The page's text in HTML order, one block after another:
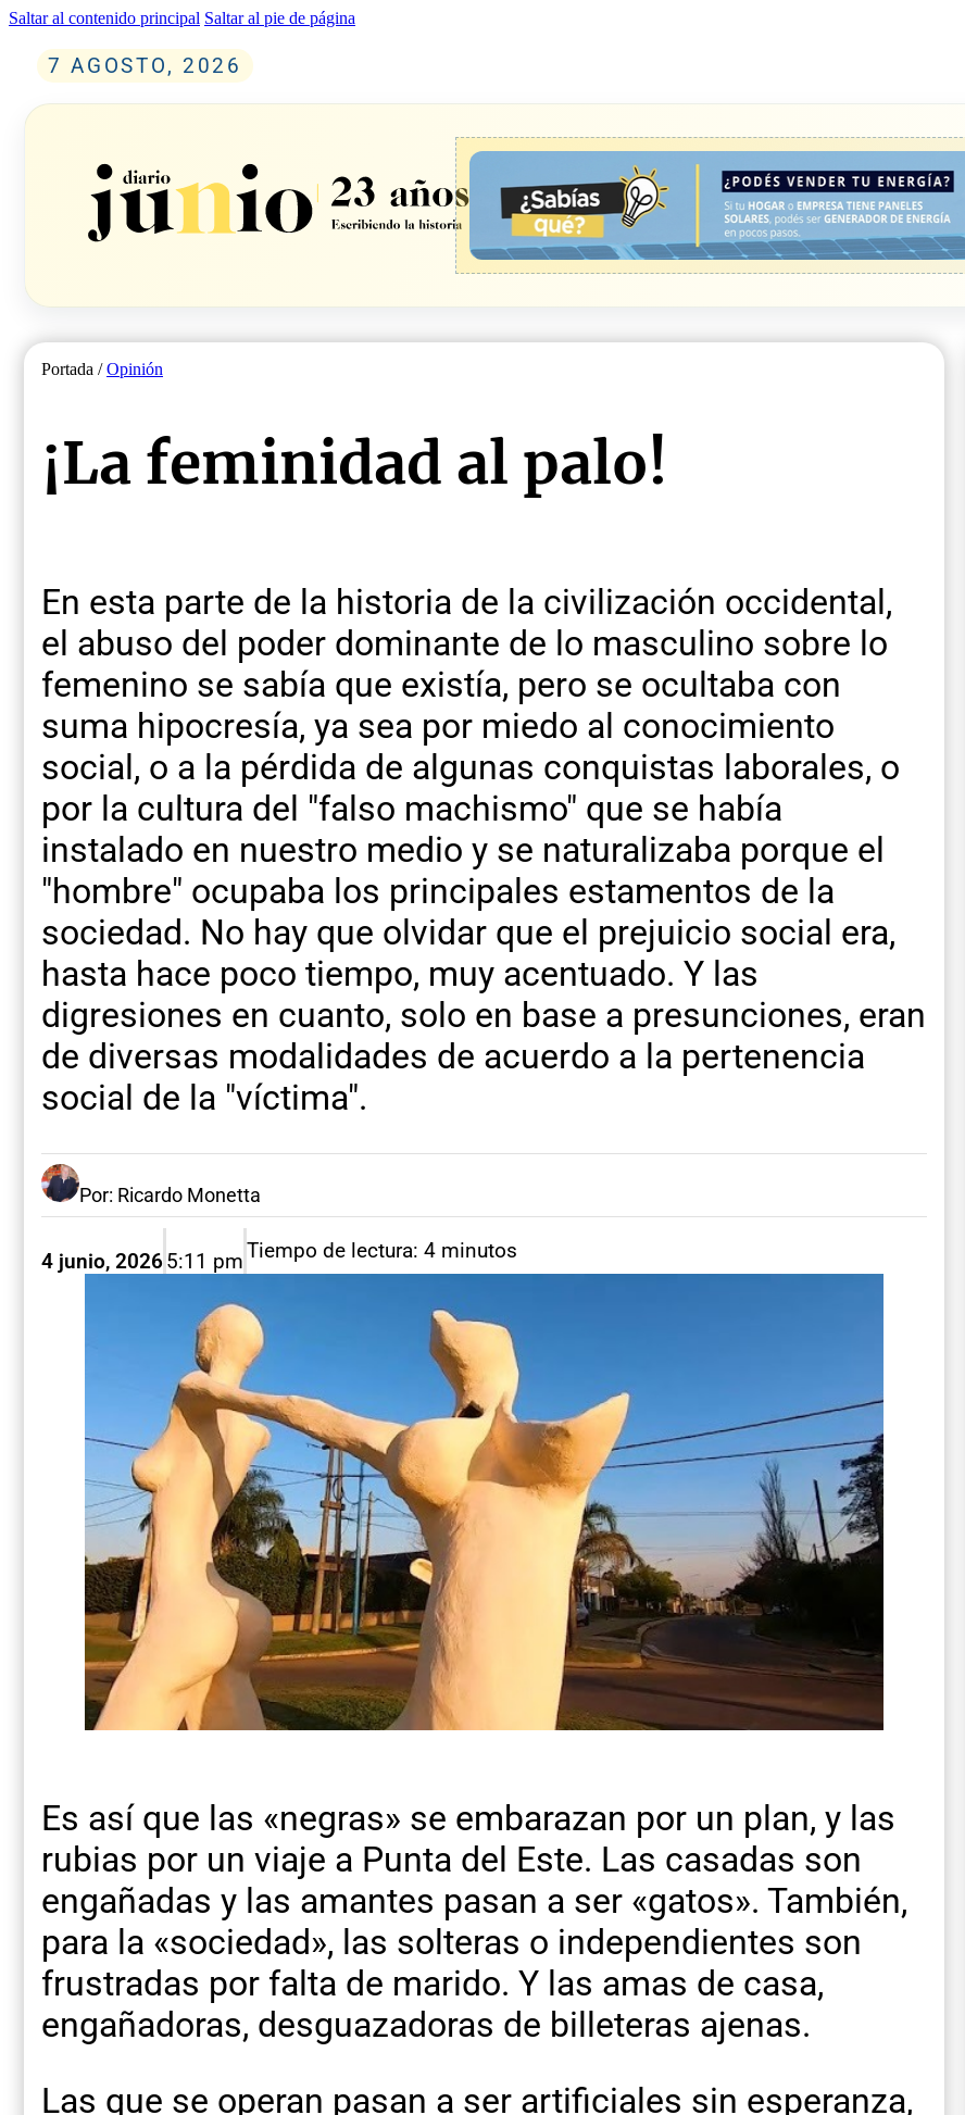
Saltar al contenido principal Saltar al pie de página
7 AGOSTO, 2026
Portada /Opinión
¡La feminidad al palo!
En esta parte de la historia de la civilización occidental,
el abuso del poder dominante de lo masculino sobre lo
femenino se sabía que existía, pero se ocultaba con
suma hipocresía, ya sea por miedo al conocimiento
social, o a la pérdida de algunas conquistas laborales, o
por la cultura del "falso machismo" que se había
instalado en nuestro medio y se naturalizaba porque el
"hombre" ocupaba los principales estamentos de la
sociedad. No hay que olvidar que el prejuicio social era,
hasta hace poco tiempo, muy acentuado. Y las
digresiones en cuanto, solo en base a presunciones, eran
de diversas modalidades de acuerdo a la pertenencia
social de la "víctima".
Por: Ricardo Monetta
4 junio, 20265:11 pmTiempo de lectura: 4 minutos
Es así que las «negras» se embarazan por un plan, y las
rubias por un viaje a Punta del Este. Las casadas son
engañadas y las amantes pasan a ser «gatos». También,
para la «sociedad», las solteras o independientes son
frustradas por falta de marido. Y las amas de casa,
engañadoras, desguazadoras de billeteras ajenas.
Las que se operan pasan a ser artificiales sin esperanza,